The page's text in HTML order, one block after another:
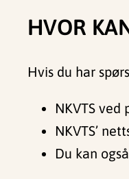
HVOR
Hvis du har
NKVTS ved
NKVTS’
Du kan